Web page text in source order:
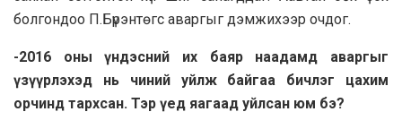
болгондоо П.Бүрэнтөгс аваргыг дэмжихээр очдог.
-2016 оны үндэсний их баяр наадамд аваргыг
үзүүрлэхэд нь чиний уйлж байгаа бичлэг цахим
орчинд тархсан. Тэр үед яагаад уйлсан юм бэ?